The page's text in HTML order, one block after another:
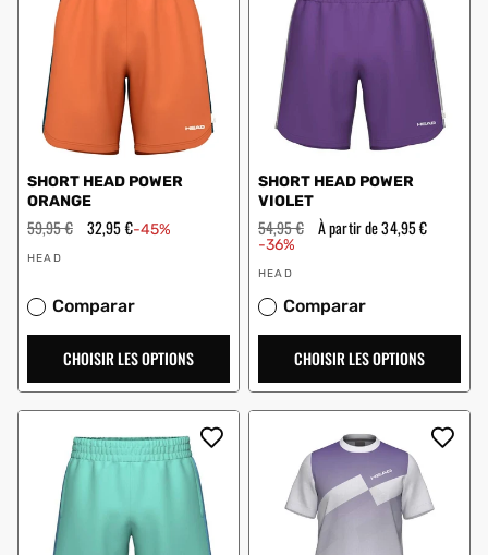
SHORT HEAD POWER
ORANGE
Prix
régulier
59,95 € Prix
32,95 €-45%
Vendeur
HEAD
Comparar
CHOISIR LES OPTIONS
SHORT HEAD POWER
VIOLET
Prix
régulier
54,95 € Prix
en
À partir de 34,95 €
-36%
Vendeur
HEAD
Comparar
CHOISIR LES OPTIONS